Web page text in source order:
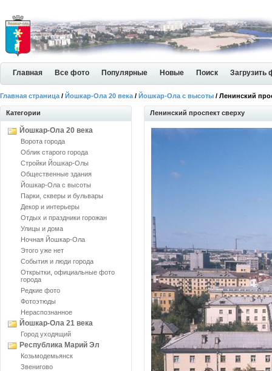
Главная Все фото Популярные Новые Поиск Загрузить
Главная страница / Йошкар-Ола 20 века / Йошкар-Ола с высоты / Ленинский
Категории
Йошкар-Ола 20 века
Ворота города
Облик старого города
Стройки Йошкар-Олы
Общественные здания
Йошкар-Ола с высоты
Парки, скверы и бульвары
Декор и интерьеры
Отдых и праздники горожан
Улицы и дома
Ночная Йошкар-Ола
Этого уже нет
События и люди города
Открытки, официальные фото
города
Редкие фото
Фотоэтюды
Нераспознанное
Йошкар-Ола 21 века
Город уходящий
Республика Марий Эл
Козьмодемьянск
Звенигово
Ленинский проспект сверху